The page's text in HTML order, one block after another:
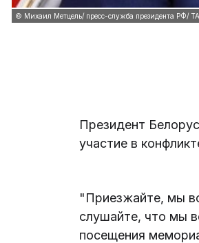
© Михаил Метцель/ пресс-служба президента РФ/
Президент
участие в
"Приезжайте, мы
слушайте, что мы
посещения